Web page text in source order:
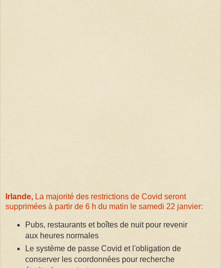
Irlande, La majorité des restrictions de Covid seront
supprimées à partir de 6 h du matin le samedi 22 janvier:
Pubs, restaurants et boîtes de nuit pour revenir
aux heures normales
Le système de passe Covid et l'obligation de
conserver les coordonnées pour recherche